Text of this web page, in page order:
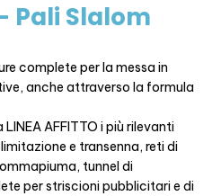
Pali Slalom
complete per la messa in
anche attraverso la formula
AFFITTO i più rilevanti
e transenna, reti di
tunnel di
per striscioni pubblicitari e di